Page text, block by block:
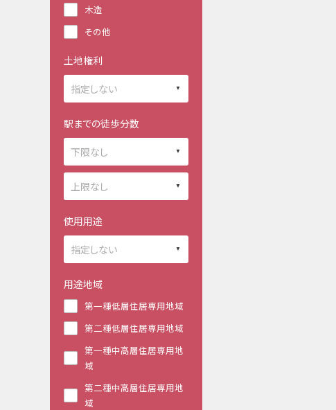
木造
その他
土地権利
駅までの徒歩分数
使用用途
用途地域
第一種低層住居専用地域
第二種低層住居専用地域
第一種中高層住居専用地
域
第二種中高層住居専用地
域